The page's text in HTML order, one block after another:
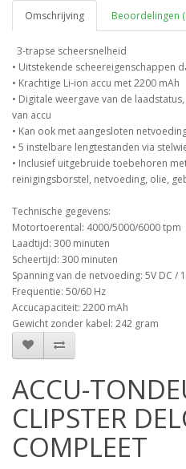
Omschrijving Beoordelingen
3-trapse scheersnelheid
• Uitstekende scheereigenschappen
• Krachtige Li-ion accu met 2200 mAh
• Digitale weergave van de
van accu
• Kan ook met aangesloten
• 5 instelbare lengtestanden via
• Inclusief uitgebruide toebehoren
reinigingsborstel, netvoeding, olie,
Technische gegevens:
Motortoerental: 4000/5000/6000 tpm
Laadtijd: 300 minuten
Scheertijd: 300 minuten
Spanning van de netvoeding: 5V DC /
Frequentie: 50/60 Hz
Accucapaciteit: 2200 mAh
Gewicht zonder kabel: 242 gram
ACCU-
CLIPSTER
COMPLEET